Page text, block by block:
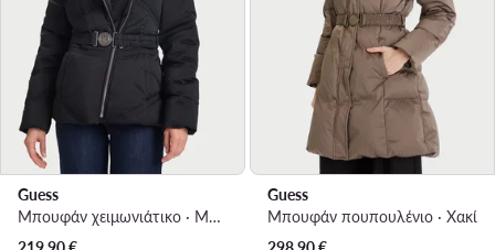
Guess
Μπουφάν χειμωνιάτικο · Μαύρο
Guess
Μπουφάν πουπουλένιο · Χακί